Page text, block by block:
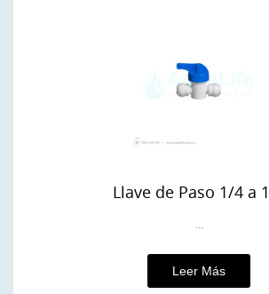
Llave de Paso 1/4 a
...
Leer Más